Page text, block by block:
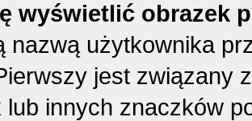
wyświetlić obrazek
nazwą użytkownika
jest związany
lub innych znaczków